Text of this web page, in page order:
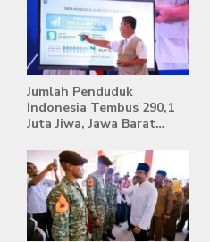
Jumlah Penduduk
Indonesia Tembus 290,1
Juta Jiwa, Jawa Barat
Terpadat